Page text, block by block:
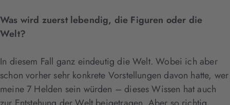
Was wird zuerst lebendig, die Figuren oder die
Welt?
In diesem Fall ganz eindeutig die Welt. Wobei ich aber
schon vorher sehr konkrete Vorstellungen davon hatte, wer
meine 7 Helden sein würden – dieses Wissen hat auch